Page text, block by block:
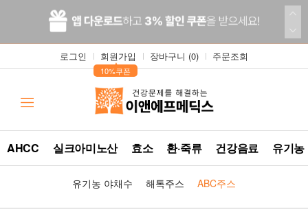
로그인 회원가입
▲
10%쿠폰
장바구니 (0) 주문조회
AHCC 실크아미노산 효소 환·죽류 건강음료 유기
유기농 야채수 해톡주스 ABC주스